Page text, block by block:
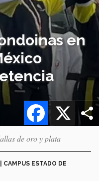
en
X
Facebook
de oro y plata
CAMPUS ESTADO DE